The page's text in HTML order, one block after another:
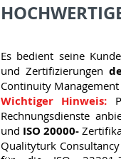
Es bedient seine
und Zertifizierungen
Continuity Management
Wichtiger Hinweis:
Rechnungsdienste
und ISO 20000-
Qualityturk